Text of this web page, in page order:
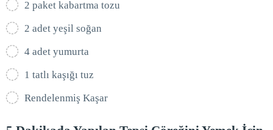
2 paket kabartma tozu
2 adet yeşil soğan
4 adet yumurta
1 tatlı kaşığı tuz
Rendelenmiş Kaşar